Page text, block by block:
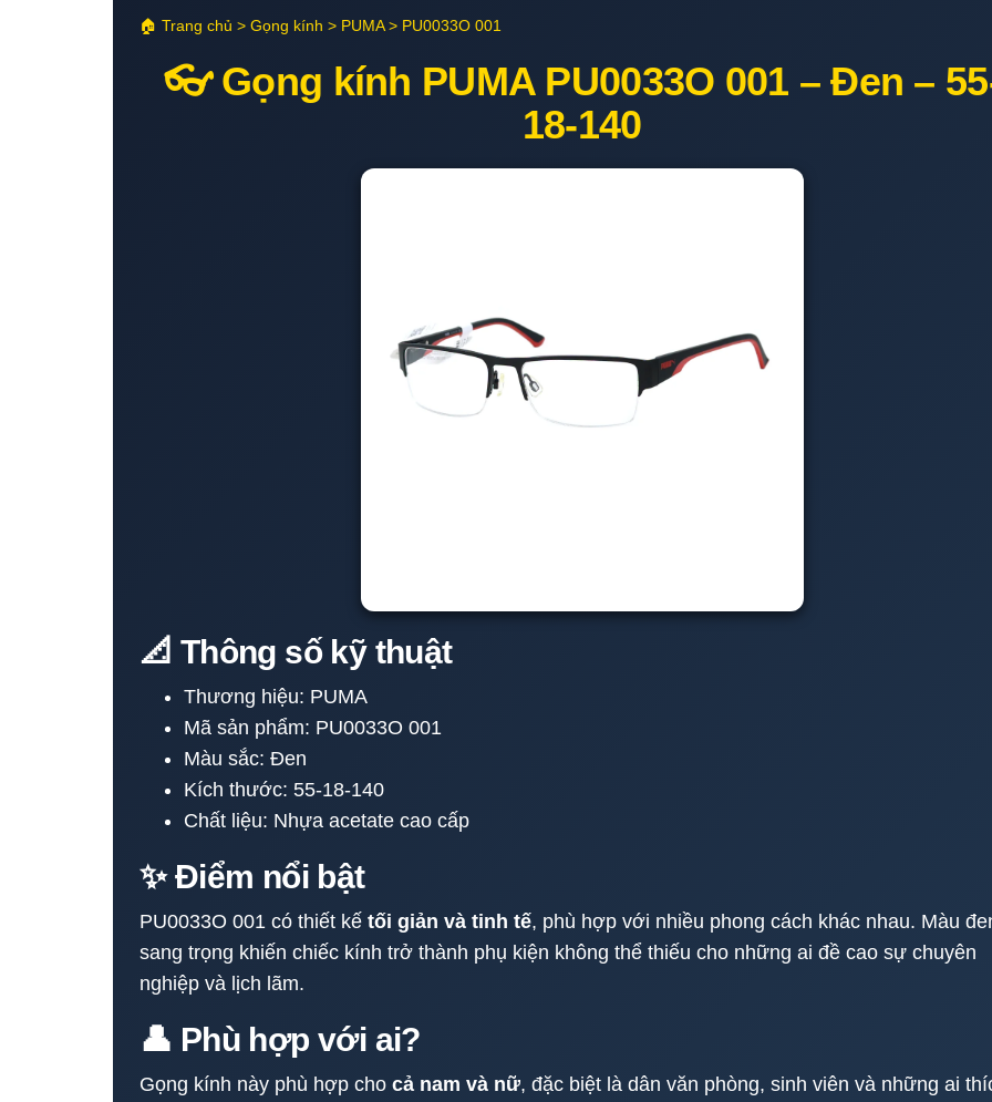
🏠 Trang chủ > Gọng kính > PUMA > PU0033O 001
👓 Gọng kính PUMA PU0033O 001 – Đen –
18-140
📐 Thông số kỹ thuật
Thương hiệu: PUMA
Mã sản phẩm: PU0033O 001
Màu sắc: Đen
Kích thước: 55-18-140
Chất liệu: Nhựa acetate cao cấp
✨ Điểm nổi bật
PU0033O 001 có thiết kế tối giản và tinh tế, phù hợp với nhiều phong cách khác nhau. Màu
sang trọng khiến chiếc kính trở thành phụ kiện không thể thiếu cho những ai đề cao sự chuyên
nghiệp và lịch lãm.
👤 Phù hợp với ai?
Gọng kính này phù hợp cho cả nam và nữ, đặc biệt là dân văn phòng, sinh viên và những ai